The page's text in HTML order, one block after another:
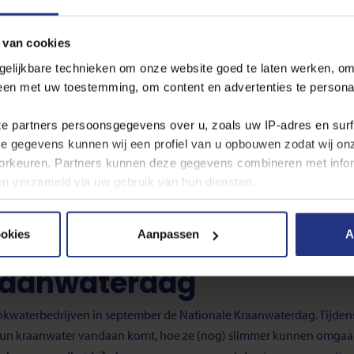
cookies
technieken om onze website goed te laten werken,
met uw toestemming, om content en advertenties te
partners persoonsgegevens over u, zoals uw IP‑adres en
gegevens kunnen wij een profiel van u opbouwen zodat wij
Partners kunnen deze gegevens combineren met
verzameld via uw gebruik van hun diensten.
moment wijzigen of intrekken via de cookie instellingen
Aanpassen
kwaliteit, lekker, duurzaam én gezond. Steeds meer mensen
manieren. Samen maken we kraanwater de
in september de Nationale Kraanwaterdag.
kraanwater vandaan komt, hoe ze (nog) slimmer kunnen